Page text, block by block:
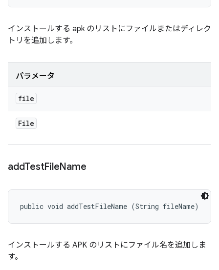
インストールする apk のリストにファイルまたはディレク
トリを追加します。
パラメータ
file
File
addTestFileName
public void addTestFileName (String fileName)
インストールする APK のリストにファイル名を追加しま
す。